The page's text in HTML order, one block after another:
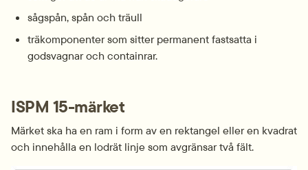
sågspån, spån och träull
träkomponenter som sitter permanent fastsatta i
godsvagnar och containrar.
ISPM 15-märket
Märket ska ha en ram i form av en rektangel eller en kvadrat
och innehålla en lodrät linje som avgränsar två fält.